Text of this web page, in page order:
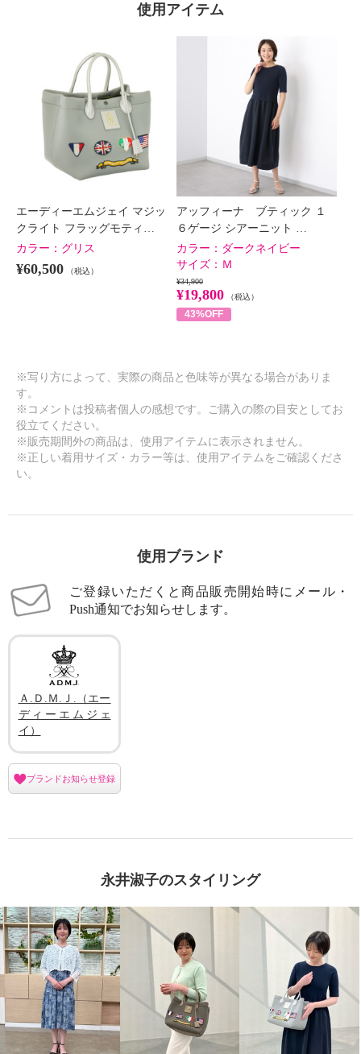
使用アイテム
エーディーエムジェイ マジッ
クライト フラッグモティ…
カラー： グリス
¥60,500 （税込）
アッフィーナ ブティック １
６ゲージ シアーニット …
カラー： ダークネイビー
サイズ： Ｍ
¥34,900
¥19,800 （税込）
43%OFF
※写り方によって、実際の商品と色味等が異なる場合がありま
す。
※コメントは投稿者個人の感想です。ご購入の際の目安としてお
役立てください。
※販売期間外の商品は、使用アイテムに表示されません。
※正しい着用サイズ・カラー等は、使用アイテムをご確認くださ
い。
使用ブランド
ご登録いただくと商品販売開始時にメール・
Push通知でお知らせします。
Ａ.Ｄ.Ｍ.Ｊ.（エー
ディーエムジェ
イ）
ブランドお知らせ登録
永井淑子のスタイリング